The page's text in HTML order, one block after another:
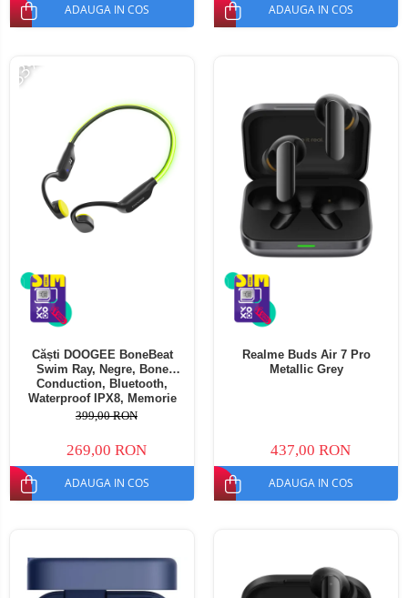
ADAUGA IN COS ADAUGA IN COS
-33%
Căști DOOGEE BoneBeat
Swim Ray, Negre, Bone
Conduction, Bluetooth,
Waterproof IPX8, Memorie
MP3, Autonomie până la 8h
399,00 RON
269,00 RON
ADAUGA IN COS
Realme Buds Air 7 Pro
Metallic Grey
437,00 RON
ADAUGA IN COS